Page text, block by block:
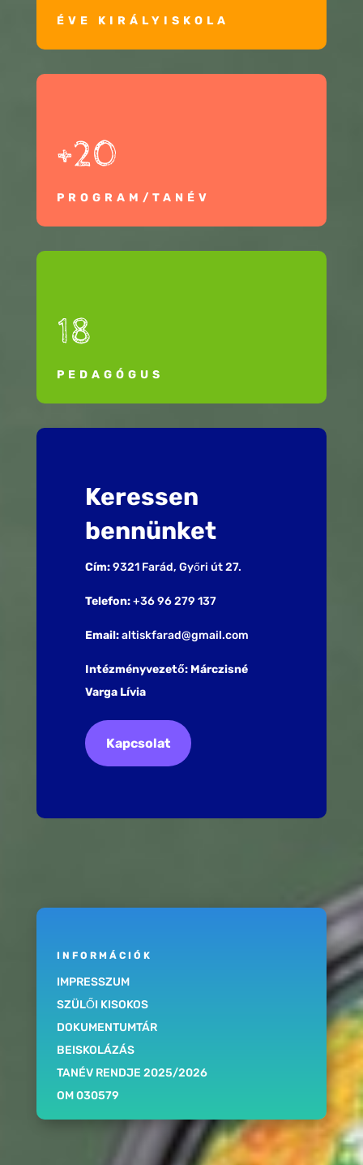
ÉVE KIRÁLYISKOLA
+20
PROGRAM/TANÉV
18
PEDAGÓGUS
Keressen
bennünket
Cím:9321 Farád, Győri út 27.
Telefon:+36 96 279 137
Email:altiskfarad@gmail.com
Intézményvezető: Márczisné
Varga Lívia
Kapcsolat
INFORMÁCIÓK
IMPRESSZUM
SZÜLŐI KISOKOS
DOKUMENTUMTÁR
BEISKOLÁZÁS
TANÉV RENDJE 2025/2026
OM 030579